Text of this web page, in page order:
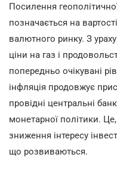
Посилення
позначається на
валютного ринку. З
ціни на газ і
попередньо очікувані
інфляція продовжує
провідні центральні
монетарної політики.
зниження інтересу
що розвиваються.